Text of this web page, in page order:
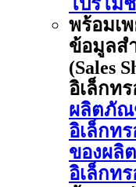
พร้อมเ
ข้อมูลส
(Sales
อิเล็กท
ผลิตภัณ
อิเล็กท
ของผลิ
อิเล็กท